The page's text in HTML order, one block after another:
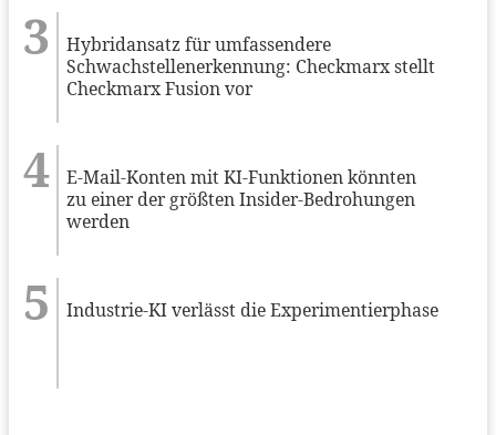
Hybridansatz für umfassendere
Schwachstellenerkennung: Checkmarx stellt
Checkmarx Fusion vor
E-Mail-Konten mit KI-Funktionen könnten
zu einer der größten Insider-Bedrohungen
werden
Industrie-KI verlässt die Experimentierphase